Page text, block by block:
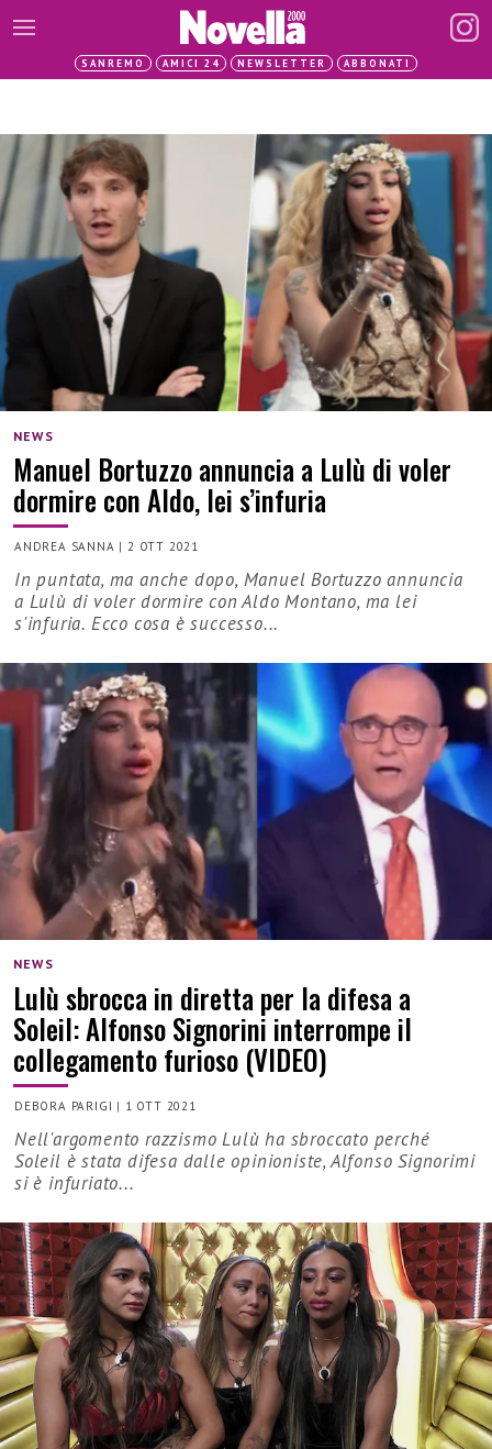
SANREMO AMICI 24 NEWSLETTER ABBONATI
NEWS
Manuel Bortuzzo annuncia a Lulù di voler
dormire con Aldo, lei s’infuria
ANDREA SANNA |2 OTT 2021
In puntata, ma anche dopo, Manuel Bortuzzo annuncia
a Lulù di voler dormire con Aldo Montano, ma lei
s'infuria. Ecco cosa è successo...
NEWS
Lulù sbrocca in diretta per la difesa a
Soleil: Alfonso Signorini interrompe il
collegamento furioso (VIDEO)
DEBORA PARIGI | 1 OTT 2021
Nell'argomento razzismo Lulù ha sbroccato perché
Soleil è stata difesa dalle opinioniste, Alfonso Signorimi
si è infuriato...